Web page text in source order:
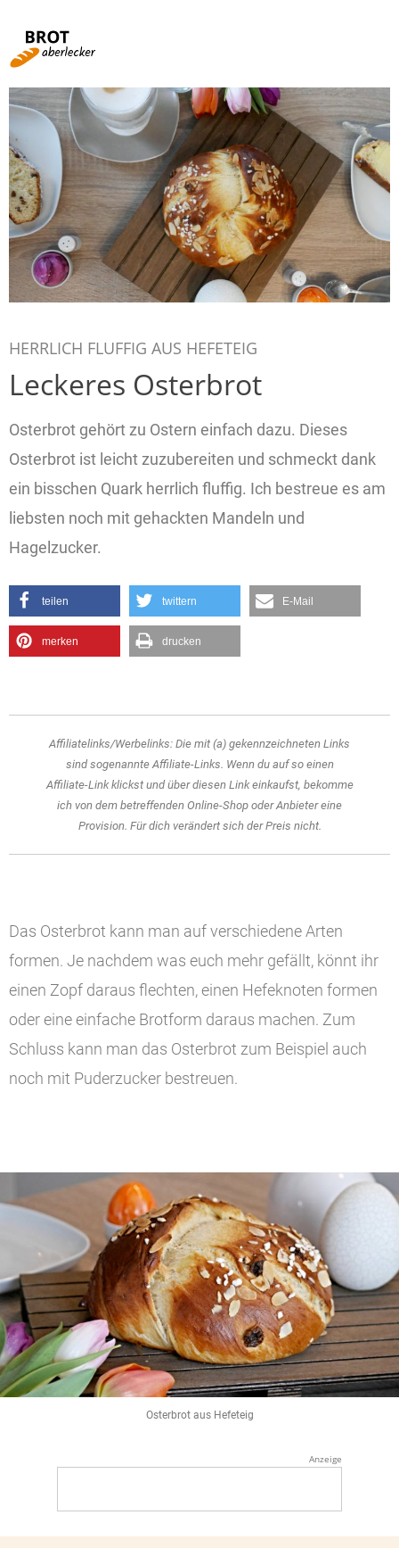
Rezepte von A-Z
Rund ums Brot
Fachbegriffe
Brotbacken für Einsteiger
HERRLICH FLUFFIG AUS HEFETEIG
Leckeres Osterbrot
Osterbrot gehört zu Ostern einfach dazu. Dieses
Osterbrot ist leicht zuzubereiten und schmeckt dank
ein bisschen Quark herrlich fluffig. Ich bestreue es am
liebsten noch mit gehackten Mandeln und
Hagelzucker.
teilen twittern E-Mail
merken drucken
Affiliatelinks/Werbelinks: Die mit (a) gekennzeichneten Links
sind sogenannte Affiliate-Links. Wenn du auf so einen
Affiliate-Link klickst und über diesen Link einkaufst, bekomme
ich von dem betreffenden Online-Shop oder Anbieter eine
Provision. Für dich verändert sich der Preis nicht.
Das Osterbrot kann man auf verschiedene Arten
formen. Je nachdem was euch mehr gefällt, könnt ihr
einen Zopf daraus flechten, einen Hefeknoten formen
oder eine einfache Brotform daraus machen. Zum
Schluss kann man das Osterbrot zum Beispiel auch
noch mit Puderzucker bestreuen.
Osterbrot aus Hefeteig
Anzeige